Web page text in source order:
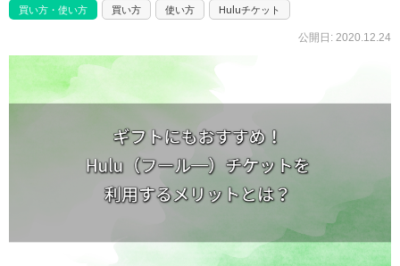
買い方・使い方 買い方 使い方 Huluチケット
公開日: 2020.12.24